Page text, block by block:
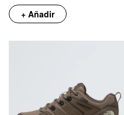
+ Añadir